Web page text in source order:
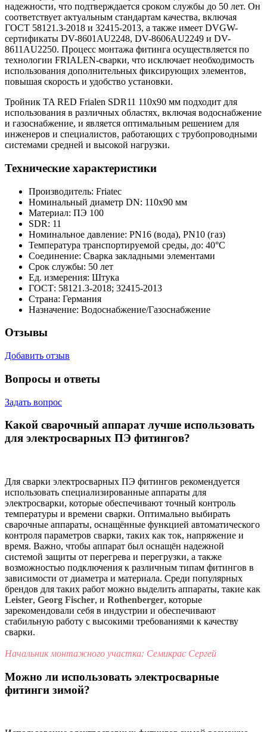
надежности, что подтверждается сроком службы до 50 лет. Он
соответствует актуальным стандартам качества, включая
ГОСТ 58121.3-2018 и 32415-2013, а также имеет DVGW-
сертификаты DV-8601AU2248, DV-8606AU2249 и DV-
8611AU2250. Процесс монтажа фитинга осуществляется по
технологии FRIALEN-сварки, что исключает необходимость
использования дополнительных фиксирующих элементов,
повышая скорость и удобство установки.
Тройник TA RED Frialen SDR11 110х90 мм подходит для
использования в различных областях, включая водоснабжение
и газоснабжение, и является оптимальным решением для
инженеров и специалистов, работающих с трубопроводными
системами средней и высокой нагрузки.
Технические характеристики
Производитель: Friatec
Номинальный диаметр DN: 110х90 мм
Материал: ПЭ 100
SDR: 11
Номинальное давление: PN16 (вода), PN10 (газ)
Температура транспортируемой среды, до: 40°С
Соединение: Сварка закладными элементами
Срок службы: 50 лет
Ед. измерения: Штука
ГОСТ: 58121.3-2018; 32415-2013
Страна: Германия
Назначение: Водоснабжение/Газоснабжение
Отзывы
Добавить отзыв
Вопросы и ответы
Задать вопрос
Какой сварочный аппарат лучше использовать
для электросварных ПЭ фитингов?
Для сварки электросварных ПЭ фитингов рекомендуется
использовать специализированные аппараты для
электросварки, которые обеспечивают точный контроль
температуры и времени сварки. Оптимально выбирать
сварочные аппараты, оснащённые функцией автоматического
контроля параметров сварки, таких как ток, напряжение и
время. Важно, чтобы аппарат был оснащён надежной
системой защиты от перегрева и перегрузки, а также
возможностью подключения к различным типам фитингов в
зависимости от диаметра и материала. Среди популярных
брендов для таких работ можно выделить аппараты, такие как
Leister, Georg Fischer, и Rothenberger, которые
зарекомендовали себя в индустрии и обеспечивают
стабильную работу с высокими требованиями к качеству
сварки.
Начальник монтажного участка: Семикрас Сергей
Можно ли использовать электросварные
фитинги зимой?